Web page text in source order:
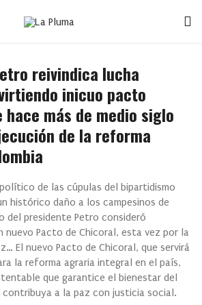
reivindica lucha
inicuo pacto
más de medio siglo
de la reforma
de las cúpulas del bipartidismo
histórico daño a los campesinos de
del presidente Petro consideró
nuevo Pacto de Chicoral, esta vez por la
El nuevo Pacto de Chicoral, que servirá
la reforma agraria integral en el país,
que garantice el bienestar del
a la paz con justicia social.​